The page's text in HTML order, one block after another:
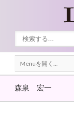
Menuを開く...
森泉 宏一